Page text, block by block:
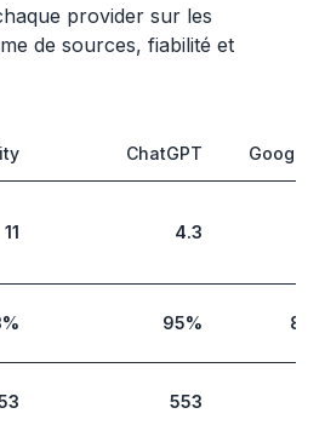
provider sur les
de sources, fiabilité et
ChatGPT Google
11 4.3
% 95% 86
553